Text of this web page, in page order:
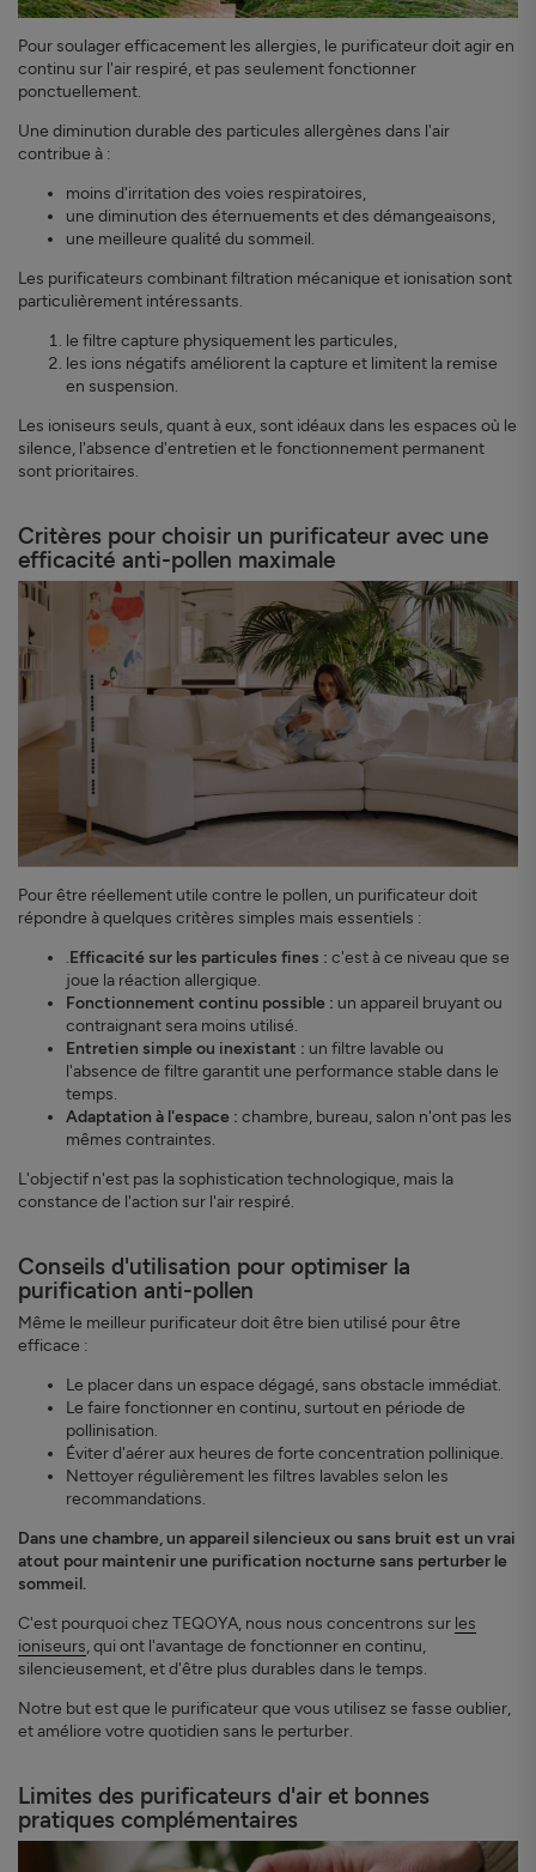
Pour soulager efficacement les allergies, le purificateur doit agir en
continu sur l'air respiré, et pas seulement fonctionner
ponctuellement.
Une diminution durable des particules allergènes dans l'air
contribue à :
moins d'irritation des voies respiratoires,
une diminution des éternuements et des démangeaisons,
une meilleure qualité du sommeil.
Les purificateurs combinant filtration mécanique et ionisation sont
particulièrement intéressants.
le filtre capture physiquement les particules,
les ions négatifs améliorent la capture et limitent la remise
en suspension.
Les ioniseurs seuls, quant à eux, sont idéaux dans les espaces où le
silence, l'absence d'entretien et le fonctionnement permanent
sont prioritaires.
Critères pour choisir un purificateur avec une
efficacité anti-pollen maximale
Pour être réellement utile contre le pollen, un purificateur doit
répondre à quelques critères simples mais essentiels :
.Efficacité sur les particules fines : c'est à ce niveau que se
joue la réaction allergique.
Fonctionnement continu possible : un appareil bruyant ou
contraignant sera moins utilisé.
Entretien simple ou inexistant : un filtre lavable ou
l'absence de filtre garantit une performance stable dans le
temps.
Adaptation à l'espace : chambre, bureau, salon n'ont pas les
mêmes contraintes.
L'objectif n'est pas la sophistication technologique, mais la
constance de l'action sur l'air respiré.
Conseils d'utilisation pour optimiser la
purification anti-pollen
Même le meilleur purificateur doit être bien utilisé pour être
efficace :
Le placer dans un espace dégagé, sans obstacle immédiat.
Le faire fonctionner en continu, surtout en période de
pollinisation.
Éviter d'aérer aux heures de forte concentration pollinique.
Nettoyer régulièrement les filtres lavables selon les
recommandations.
Dans une chambre, un appareil silencieux ou sans bruit est un vrai
atout pour maintenir une purification nocturne sans perturber le
sommeil.
C'est pourquoi chez TEQOYA, nous nous concentrons sur les
ioniseurs, qui ont l'avantage de fonctionner en continu,
silencieusement, et d'être plus durables dans le temps.
Notre but est que le purificateur que vous utilisez se fasse oublier,
et améliore votre quotidien sans le perturber.
Limites des purificateurs d'air et bonnes
pratiques complémentaires